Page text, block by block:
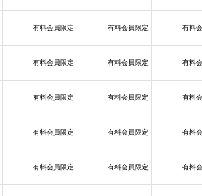
有料会員限定 有料会員限定 有料
有料会員限定 有料会員限定 有料
有料会員限定 有料会員限定 有料
有料会員限定 有料会員限定 有料
有料会員限定 有料会員限定 有料